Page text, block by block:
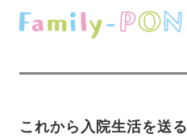
これから入院生活を送